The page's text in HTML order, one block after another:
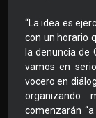
“La idea es
con un horario
la denuncia de
vamos en
vocero en
organizando
comenzarán